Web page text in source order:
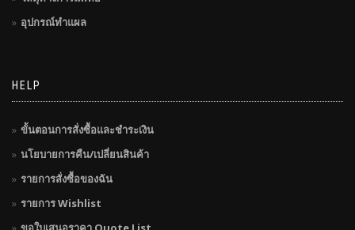
อุปกรณ์ทำแผล
HELP
ขั้นตอนการสั่งซื้อและชำระเงิน
นโยบายการคืน/เปลี่ยนสินค้า
รายการสั่งซื้อของฉัน
รายการ Wishlist